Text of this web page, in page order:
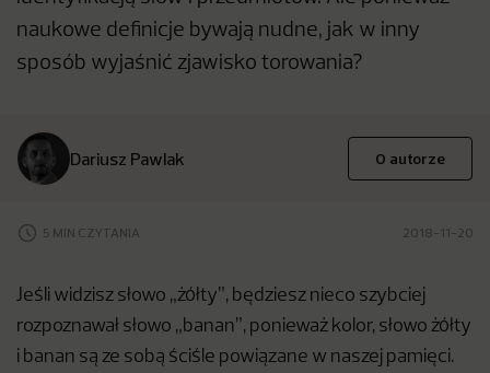
naukowe definicje bywają nudne, jak w inny
sposób wyjaśnić zjawisko torowania?
Dariusz Pawlak O autorze
5 MIN CZYTANIA 2018-11-20
Jeśli widzisz słowo „żółty”, będziesz nieco szybciej
rozpoznawał słowo „banan”, ponieważ kolor, słowo żółty
i banan są ze sobą ściśle powiązane w naszej pamięci.